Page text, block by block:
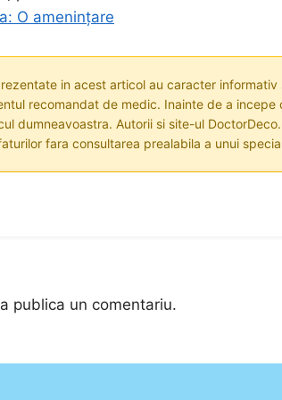
O amenințare
in acest articol au caracter informativ
recomandat de medic. Inainte de a
dumneavoastra. Autorii si site-ul
fara consultarea prealabila a unui
publica un comentariu.